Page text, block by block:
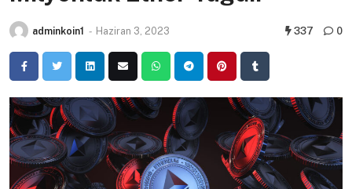
adminkoin1 - Haziran 3, 2023 337 0